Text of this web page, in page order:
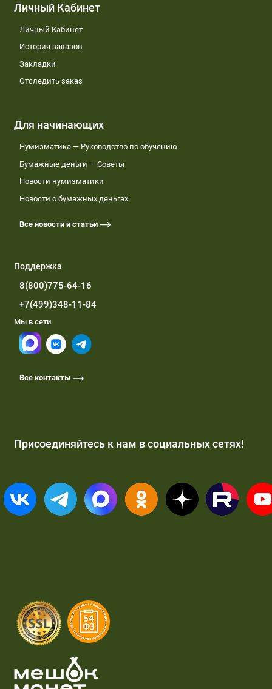
Личный Кабинет
Личный Кабинет
История заказов
Закладки
Отследить заказ
Для начинающих
Нумизматика — Руководство по обучению
Бумажные деньги — Советы
Новости нумизматики
Новости о бумажных деньгах
Все новости и статьи
Поддержка
8(800)775-64-16
+7(499)348-11-84
Мы в сети
Все контакты
Присоединяйтесь к нам в социальных сетях!